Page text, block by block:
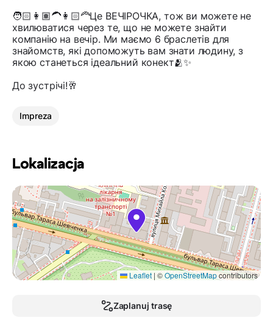
🧑🏻👩🏽‍🦱👩🏻‍🦰Це ВЕЧІРОЧКА, тож ви можете не
хвилюватися через те, що не можете знайти
компанію на вечір. Ми маємо 6 браслетів для
знайомств, які допоможуть вам знати людину, з
якою станеться ідеальний конект🫂✨
До зустрічі!🥂
Impreza
Lokalizacja
Leaflet | ©OpenStreetMapcontributors
Zaplanuj trasę